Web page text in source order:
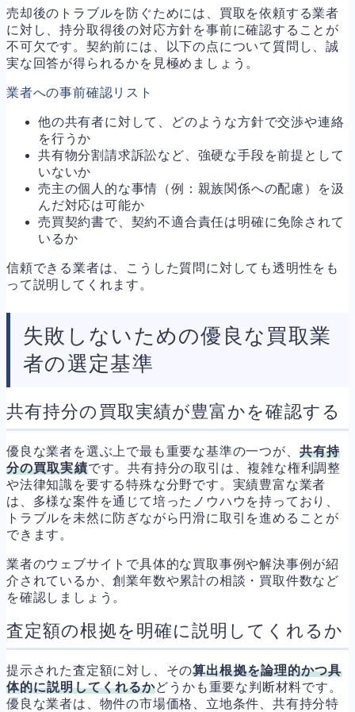
売却後のトラブルを防ぐためには、買取を依頼する業者
に対し、持分取得後の対応方針を事前に確認することが
不可欠です。契約前には、以下の点について質問し、誠
実な回答が得られるかを見極めましょう。
業者への事前確認リスト
他の共有者に対して、どのような方針で交渉や連絡
を行うか
共有物分割請求訴訟など、強硬な手段を前提として
いないか
売主の個人的な事情（例：親族関係への配慮）を汲
んだ対応は可能か
売買契約書で、契約不適合責任は明確に免除されて
いるか
信頼できる業者は、こうした質問に対しても透明性をも
って説明してくれます。
失敗しないための優良な買取業
者の選定基準
共有持分の買取実績が豊富かを確認する
優良な業者を選ぶ上で最も重要な基準の一つが、 共有持
分の買取実績です。共有持分の取引は、複雑な権利調整
や法律知識を要する特殊な分野です。実績豊富な業者
は、多様な案件を通じて培ったノウハウを持っており、
トラブルを未然に防ぎながら円滑に取引を進めることが
できます。
業者のウェブサイトで具体的な買取事例や解決事例が紹
介されているか、創業年数や累計の相談・買取件数など
を確認しましょう。
査定額の根拠を明確に説明してくれるか
提示された査定額に対し、その算出根拠を論理的かつ具
体的に説明してくれるかどうかも重要な判断材料です。
優良な業者は、物件の市場価格、立地条件、共有持分特